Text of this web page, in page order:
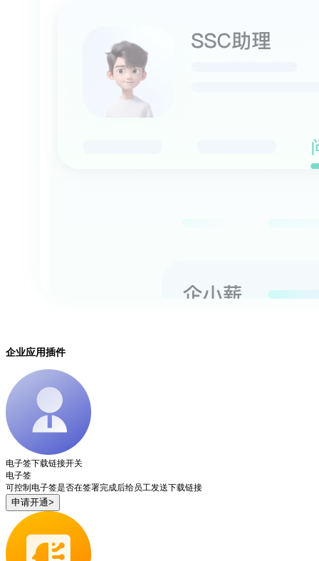
企业应用插件
电子签下载链接开关
电子签
可控制电子签是否在签署完成后给员工发送下载链接
申请开通>